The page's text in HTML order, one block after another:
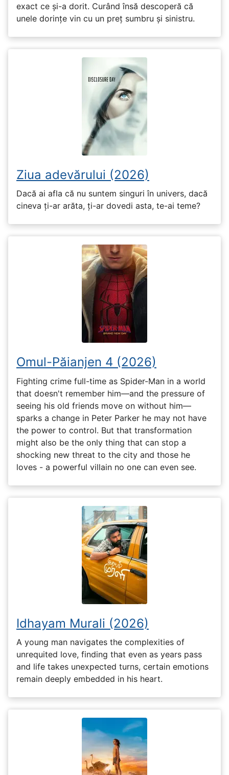
exact ce și-a dorit. Curând însă descoperă că
unele dorințe vin cu un preț sumbru și sinistru.
Ziua adevărului (2026)
Dacă ai afla că nu suntem singuri în univers, dacă
cineva ți-ar arăta, ți-ar dovedi asta, te-ai teme?
Omul-Păianjen 4 (2026)
Fighting crime full-time as Spider-Man in a world
that doesn't remember him—and the pressure of
seeing his old friends move on without him—
sparks a change in Peter Parker he may not have
the power to control. But that transformation
might also be the only thing that can stop a
shocking new threat to the city and those he
loves - a powerful villain no one can even see.
Idhayam Murali (2026)
A young man navigates the complexities of
unrequited love, finding that even as years pass
and life takes unexpected turns, certain emotions
remain deeply embedded in his heart.